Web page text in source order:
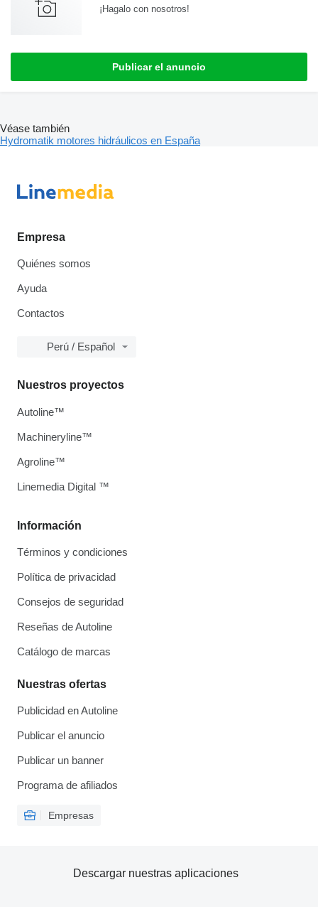
¡Hagalo con nosotros!
Publicar el anuncio
Véase también
Hydromatik motores hidráulicos en España
Empresa
Quiénes somos
Ayuda
Contactos
Perú / Español
Información
Términos y condiciones
Política de privacidad
Consejos de seguridad
Reseñas de Autoline
Catálogo de marcas
Nuestras ofertas
Publicidad en Autoline
Publicar el anuncio
Publicar un banner
Programa de afiliados
Empresas
Nuestros proyectos
Autoline™
Machineryline™
Agroline™
Linemedia Digital ™
Descargar nuestras aplicaciones